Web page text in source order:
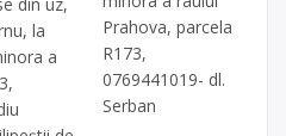
la
a
Prahova, parcela
R173,
0769441019- dl.
Serban